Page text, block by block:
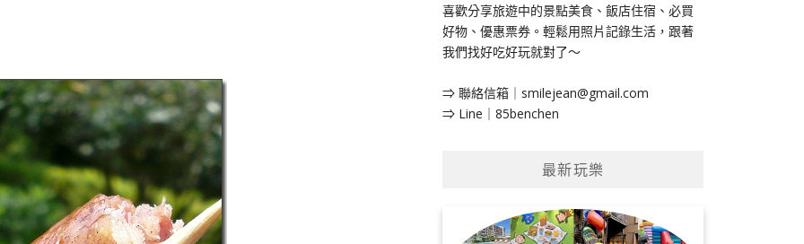
喜歡分享旅遊中的景點美食、飯店住宿、必買
好物、優惠票券。輕鬆用照片記錄生活，跟著
我們找好吃好玩就對了～
⇒ 聯絡信箱｜ smilejean@gmail.com
⇒ Line｜85benchen
最新玩樂